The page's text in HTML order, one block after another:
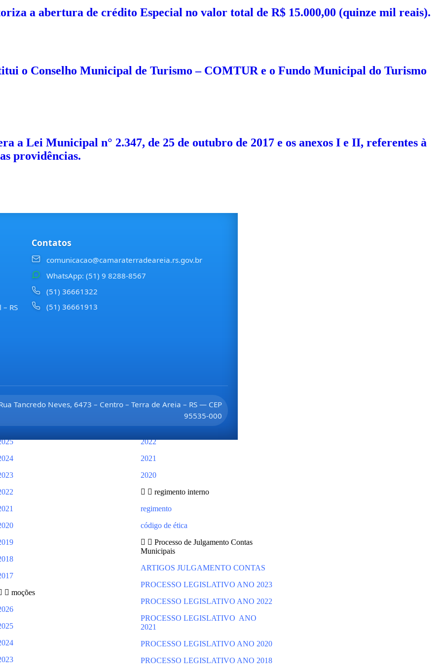
pedidos de providências
moções
2024
2023
2024
2023
2022
2021
2020
regimento interno
regimento
código de ética
Processo de Julgamento Contas
Municipais
ARTIGOS JULGAMENTO CONTAS
PROCESSO LEGISLATIVO ANO 2023
PROCESSO LEGISLATIVO ANO 2022
PROCESSO LEGISLATIVO ANO
2021
PROCESSO LEGISLATIVO ANO 2020
PROCESSO LEGISLATIVO ANO 2018
a abertura de crédito Especial no valor total de R$ 15.000,00 (quinze mil reais).
o Conselho Municipal de Turismo – COMTUR e o Fundo Municipal do Turismo
a Lei Municipal n° 2.347, de 25 de outubro de 2017 e os anexos I e II, referentes à
providências.
RS
Contatos
comunicacao@camaraterradeareia.rs.gov.br
WhatsApp: (51) 9 8288-8567
(51) 36661322
(51) 36661913
Tancredo Neves, 6473 – Centro – Terra de Areia – RS — CEP
95535-000